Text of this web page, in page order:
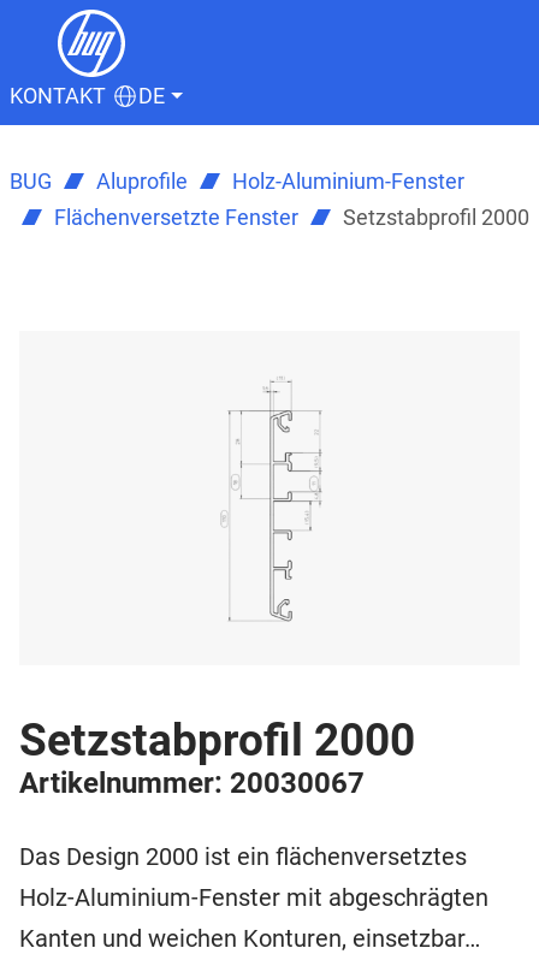
KONTAKT DE
BUG Aluprofile
Holz-Aluminium-Fenster
Flächenversetzte Fenster
Setzstabprofil 2000
Setzstabprofil 2000
Artikelnummer: 20030067
Das Design 2000 ist ein flächenversetztes
Holz-Aluminium-Fenster mit abgeschrägten
Kanten und weichen Konturen, einsetzbar…